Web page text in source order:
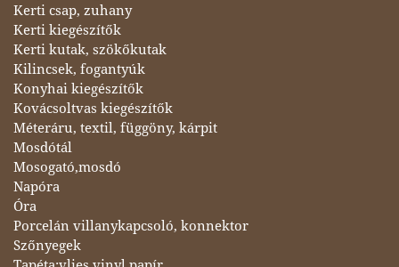
Kerti csap, zuhany
Kerti kiegészítők
Kerti kutak, szökőkutak
Kilincsek, fogantyúk
Konyhai kiegészítők
Kovácsoltvas kiegészítők
Méteráru, textil, függöny, kárpit
Mosdótál
Mosogató,mosdó
Napóra
Óra
Porcelán villanykapcsoló, konnektor
Szőnyegek